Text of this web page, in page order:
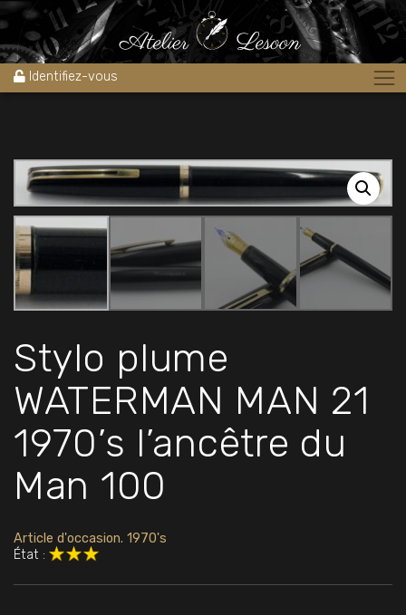
Identifiez-vous
Accueil » Boutique Stylos » Stylos plume
Stylo plume
WATERMAN MAN 21 1970’s l’ancêtre du Man 100
Stylo plume
WATERMAN MAN 21
1970’s l’ancêtre du
Man 100
Article d'occasion. 1970's
État :